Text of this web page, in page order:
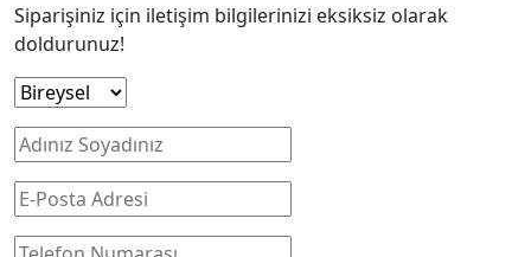
Siparişiniz için iletişim bilgilerinizi eksiksiz olarak
doldurunuz!